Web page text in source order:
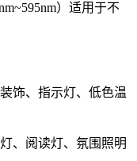
）适用于不
饰、指示灯、低色温
、阅读灯、氛围照明